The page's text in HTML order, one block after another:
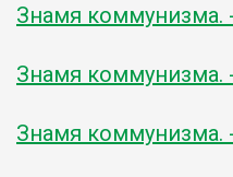
Знамя коммунизма.
Знамя коммунизма.
Знамя коммунизма.